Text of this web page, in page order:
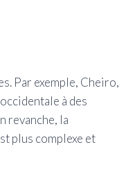
Par exemple, Cheiro,
à des
revanche, la
plus complexe et